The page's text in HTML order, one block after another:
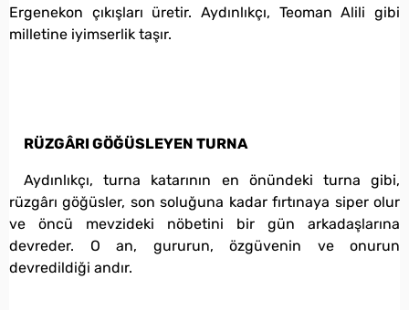
Ergenekon çıkışları üretir. Aydınlıkçı, Teoman Alili gibi
milletine iyimserlik taşır.
RÜZGÂRI GÖĞÜSLEYEN TURNA
Aydınlıkçı, turna katarının en önündeki turna gibi,
rüzgârı göğüsler, son soluğuna kadar fırtınaya siper olur
ve öncü mevzideki nöbetini bir gün arkadaşlarına
devreder. O an, gururun, özgüvenin ve onurun
devredildiği andır.